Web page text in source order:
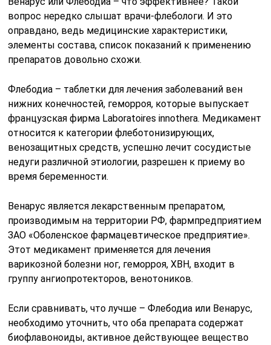
вопрос нередко слышат врачи-флебологи. И это
оправдано, ведь медицинские характеристики,
элементы состава, список показаний к применению
препаратов довольно схожи.
Флебодиа – таблетки для лечения заболеваний вен
нижних конечностей, геморроя, которые выпускает
французская фирма Laboratoires innothera. Медикамент
относится к категории флеботонизирующих,
венозащитных средств, успешно лечит сосудистые
недуги различной этиологии, разрешен к приему во
время беременности.
Венарус является лекарственным препаратом,
производимым на территории РФ, фармпредприятием
ЗАО «Оболенское фармацевтическое предприятие».
Этот медикамент применяется для лечения
варикозной болезни ног, геморроя, ХВН, входит в
группу ангиопротекторов, венотоников.
Если сравнивать, что лучше – Флебодиа или Венарус,
необходимо уточнить, что оба препарата содержат
биофлавоноиды, активное действующее вещество